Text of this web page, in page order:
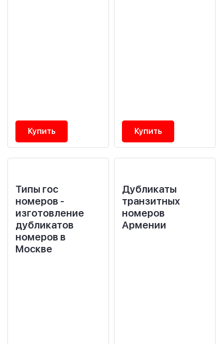
Купить Купить
Типы гос
номеров -
изготовление
дубликатов
номеров в
Москве
Дубликаты
транзитных
номеров
Армении